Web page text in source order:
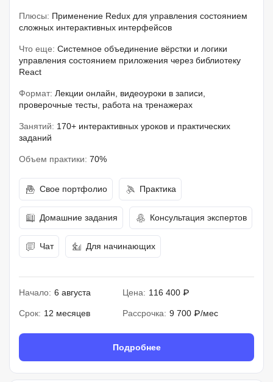
Плюсы: Применение Redux для управления состоянием
сложных интерактивных интерфейсов
Что еще: Системное объединение вёрстки и логики
управления состоянием приложения через библиотеку
React
Формат: Лекции онлайн, видеоуроки в записи,
проверочные тесты, работа на тренажерах
Занятий: 170+ интерактивных уроков и практических
заданий
Объем практики: 70%
Свое портфолио Практика
Домашние задания Консультация экспертов
Чат Для начинающих
Начало: 6 августа Цена: 116 400 ₽
Срок: 12 месяцев Рассрочка: 9 700 ₽/мес
Подробнее